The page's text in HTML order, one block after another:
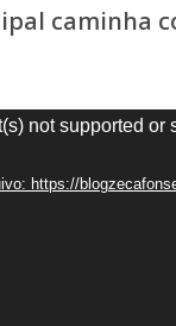
caminha
not supported or
https://